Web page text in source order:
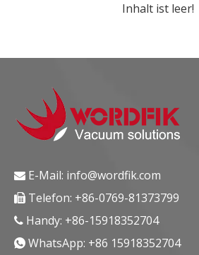
Inhalt ist leer!
 E-Mail: info@wordfik.com
 Telefon: +86-0769-81373799
 Handy: +86-15918352704
 WhatsApp: +86 15918352704